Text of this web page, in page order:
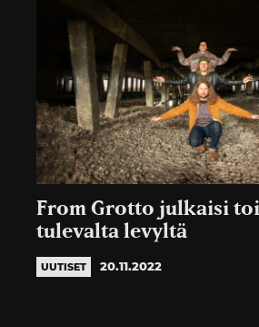
From Grotto julkaisi
tulevalta levyltä
UUTISET 20.11.2022